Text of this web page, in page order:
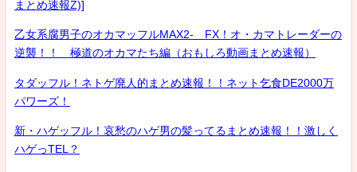
まとめ速報Z)]
乙女系腐男子のオカマッフルMAX2- FX！オ・カマトレーダーの
逆襲！！ 極道のオカマたち編（おもしろ動画まとめ速報）
タダッフル！ネトゲ廃人的まとめ速報！！ネット乞食DE2000万
パワーズ！
新・ハゲッフル！哀愁のハゲ男の髪ってるまとめ速報！！激しく
ハゲっTEL？